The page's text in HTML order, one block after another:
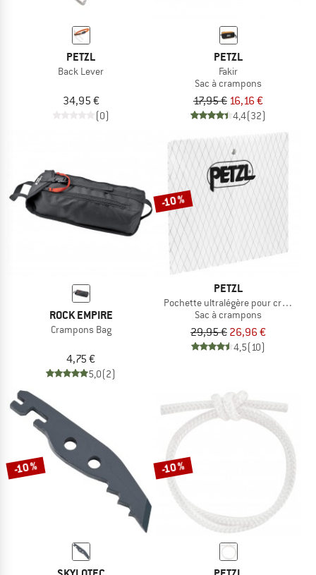
PETZL
Back Lever
34,95 €
(0)
PETZL
Fakir
Sac à crampons
17,95 € 16,16 €
4,4(32)
ROCK EMPIRE
Crampons Bag
4,75 €
5,0(2)
-10 %
PETZL
Pochette ultralégère pour crampons
Sac à crampons
29,95 € 26,96 €
4,5(10)
-10 % -10 %